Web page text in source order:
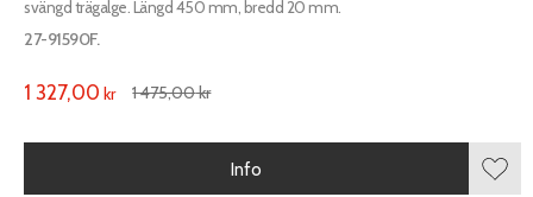
svängd trägalge. Längd 450 mm, bredd 20 mm.
27-91590F.
1 327,00 kr 1 475,00kr
Info